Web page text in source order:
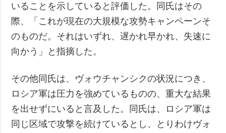
いることを示していると評価した。同氏はその
際、「これが現在の大規模な攻勢キャンペーンそ
のものだ。それはいずれ、遅かれ早かれ、失速に
向かう」と指摘した。
その他同氏は、ヴォウチャンシクの状況につき、
ロシア軍は圧力を強めているものの、重大な結果
を出せずにいると言及した。同氏は、ロシア軍は
同じ区域で攻撃を続けているとし、とりわけヴォ